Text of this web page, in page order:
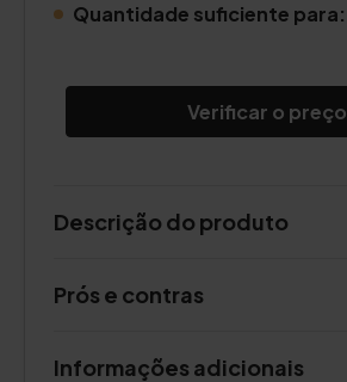
Quantidade suficiente para:
Verificar o preço
Descrição do produto
Prós e contras
Informações adicionais